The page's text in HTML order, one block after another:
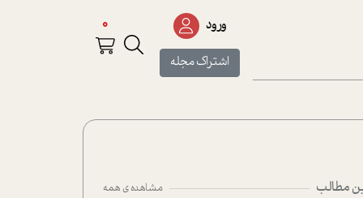
ورود
اشتراک مجله
0
مطالب مشاهده ی همه